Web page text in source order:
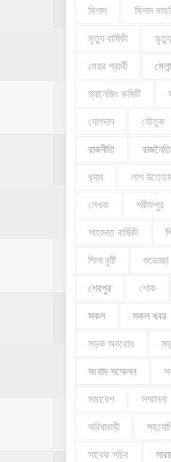
মিলাদ মিলাদ
মৃত্যু বার্ষিকী
মেয়র প্রার্থী
ম্যানেজিং কমিটি
যোগদান যৌতুক
রাজনীতি
র‍্যাব লাশ
লেখক শরীফপুর
শাহাদাত বার্ষিকী
শিলা বৃষ্টি শুভেচ্ছা
শেরপুর শোক
সকল সকল খবর
সড়ক অবরোধ
সংবাদ সম্মেলন
সমাবেশ সম্মাননা
সরিষাবাড়ী
সাবেক সচিব